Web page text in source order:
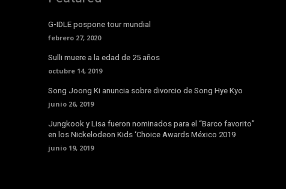
G-IDLE pospone tour mundial
febrero 27, 2020
Sulli muere a la edad de 25 años
octubre 14, 2019
Song Joong Ki anuncia sobre divorcio de Song Hye Kyo
junio 26, 2019
Jungkook y Lisa fueron nominados para el “Barco favorito”
en los Nickelodeon Kids ‘Choice Awards México 2019
junio 19, 2019